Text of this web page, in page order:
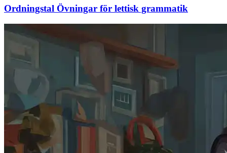
Ordningstal Övningar för lettisk grammatik